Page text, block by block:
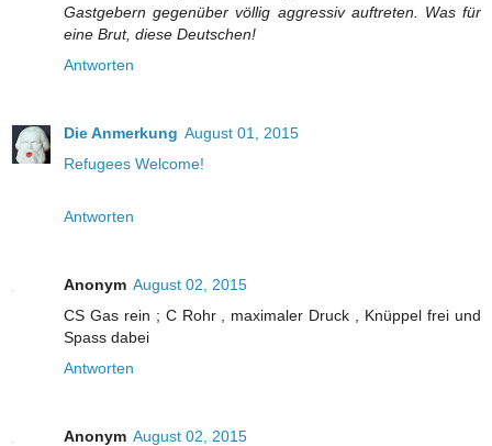
Gastgebern gegenüber völlig aggressiv auftreten. Was für
eine Brut, diese Deutschen!
Antworten
Die Anmerkung August 01, 2015
Refugees Welcome!
Antworten
Anonym August 02, 2015
CS Gas rein ; C Rohr , maximaler Druck , Knüppel frei und
Spass dabei
Antworten
Anonym August 02, 2015